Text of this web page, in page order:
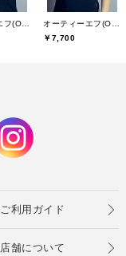
￥7,700
ご利用ガイド
店舗について